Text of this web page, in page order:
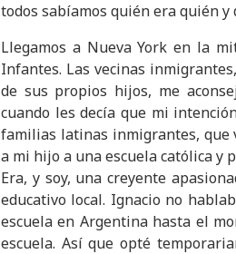
todos sabíamos quién era quién y
Llegamos a Nueva York en la
Infantes. Las vecinas
de sus propios hijos, me
cuando les decía que mi
familias latinas inmigrantes, que
a mi hijo a una escuela católica y
Era, y soy, una creyente
educativo local. Ignacio no
escuela en Argentina hasta el
escuela. Así que opté